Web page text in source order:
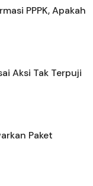
PPPK, Apakah
Aksi Tak Terpuji
Paket